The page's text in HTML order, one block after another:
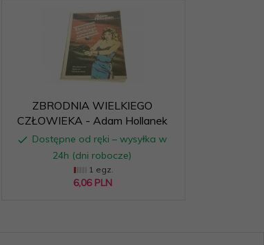
ZBRODNIA WIELKIEGO
CZŁOWIEKA - Adam Hollanek
Dostępne od ręki – wysyłka w
24h (dni robocze)
1 egz.
6,06 PLN